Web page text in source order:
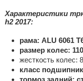
Характеристики
h2 2017:
рама: ALU 6061
размер колес:
жесткость колес:
класс
тормоз задний: